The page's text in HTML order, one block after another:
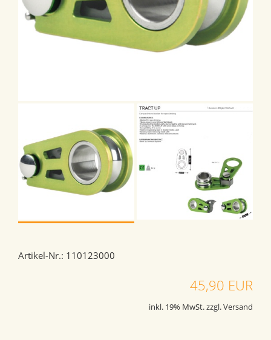
Artikel-Nr.: 110123000
45,90 EUR
inkl. 19% MwSt. zzgl. Versand